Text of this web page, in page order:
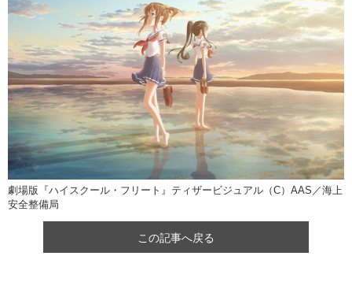
劇場版『ハイスクール・フリート』ティザービジュアル（C）AAS／海上
安全整備局
この記事へ戻る